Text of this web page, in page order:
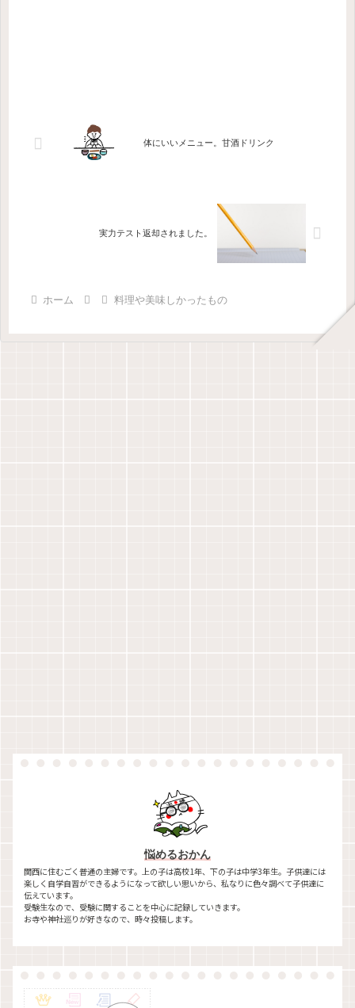
体にいいメニュー。甘酒ドリンク
実力テスト返却されました。
ホーム 料理や美味しかったもの
悩めるおかん
関西に住むごく普通の主婦です。上の子は高校1年、下の子は中学3年生。子供達には
楽しく自学自習ができるようになって欲しい思いから、私なりに色々調べて子供達に
伝えています。
受験生なので、受験に関することを中心に記録していきます。
お寺や神社巡りが好きなので、時々投稿します。